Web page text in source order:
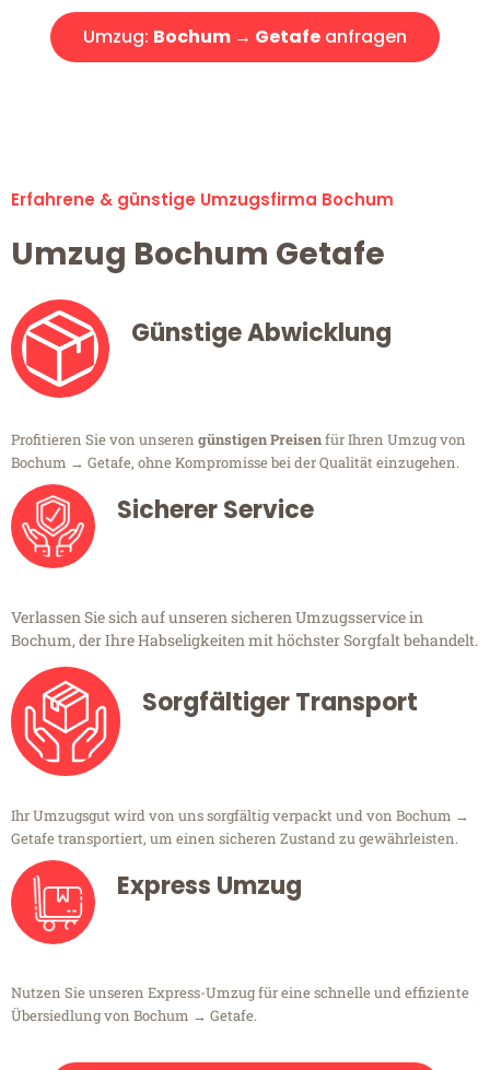
Umzug: Bochum → Getafe anfragen
Erfahrene & günstige Umzugsfirma Bochum
Umzug Bochum Getafe
Günstige Abwicklung
Profitieren Sie von unseren günstigen Preisenfür Ihren Umzug von
Bochum → Getafe, ohne Kompromisse bei der Qualität einzugehen.
Sicherer Service
Verlassen Sie sich auf unseren sicheren Umzugsservice in
Bochum, der Ihre Habseligkeiten mit höchster Sorgfalt behandelt.
Sorgfältiger Transport
Ihr Umzugsgut wird von uns sorgfältig verpackt und von Bochum →
Getafe transportiert, um einen sicheren Zustand zu gewährleisten.
Express Umzug
Nutzen Sie unseren Express-Umzug für eine schnelle und effiziente
Übersiedlung von Bochum → Getafe.